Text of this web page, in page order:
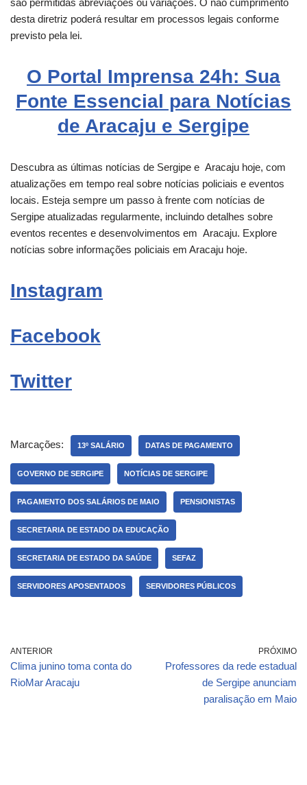
são permitidas abreviações ou variações. O não cumprimento
desta diretriz poderá resultar em processos legais conforme
previsto pela lei.
O Portal Imprensa 24h: Sua
Fonte Essencial para Notícias
de Aracaju e Sergipe
Descubra as últimas notícias de Sergipe e Aracaju hoje, com
atualizações em tempo real sobre notícias policiais e eventos
locais. Esteja sempre um passo à frente com notícias de
Sergipe atualizadas regularmente, incluindo detalhes sobre
eventos recentes e desenvolvimentos em Aracaju. Explore
notícias sobre informações policiais em Aracaju hoje.
Instagram
Facebook
Twitter
Marcações: 13º SALÁRIO DATAS DE PAGAMENTO
GOVERNO DE SERGIPE NOTÍCIAS DE SERGIPE
PAGAMENTO DOS SALÁRIOS DE MAIO PENSIONISTAS
SECRETARIA DE ESTADO DA EDUCAÇÃO
SECRETARIA DE ESTADO DA SAÚDE SEFAZ
SERVIDORES APOSENTADOS SERVIDORES PÚBLICOS
ANTERIOR
Clima junino toma conta do
RioMar Aracaju
PRÓXIMO
Professores da rede estadual
de Sergipe anunciam
paralisação em Maio